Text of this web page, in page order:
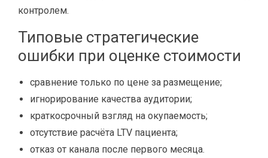
контролем.
Типовые стратегические
ошибки при оценке стоимости
сравнение только по цене за размещение;
игнорирование качества аудитории;
краткосрочный взгляд на окупаемость;
отсутствие расчёта LTV пациента;
отказ от канала после первого месяца.